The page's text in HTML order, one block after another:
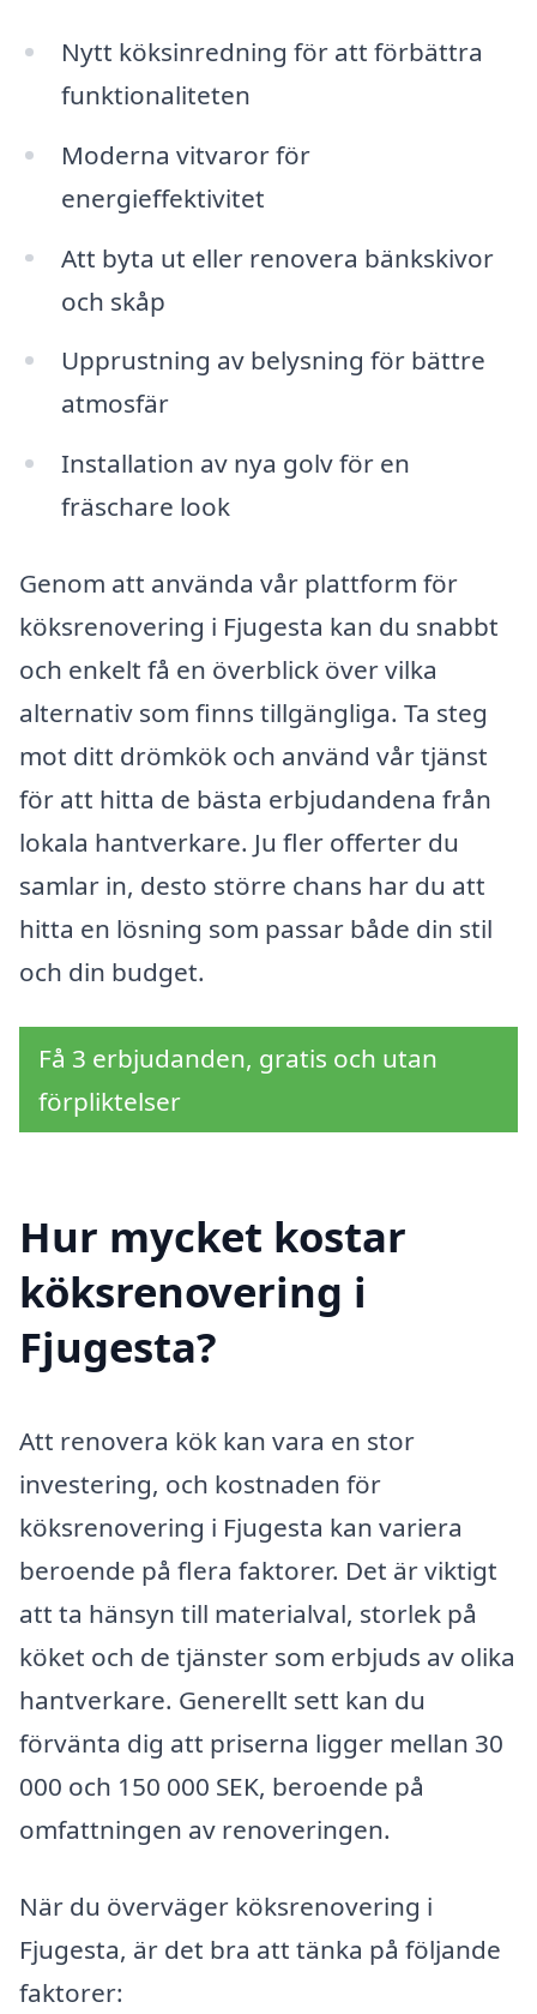
Nytt köksinredning för att förbättra
funktionaliteten
Moderna vitvaror för
energieffektivitet
Att byta ut eller renovera bänkskivor
och skåp
Upprustning av belysning för bättre
atmosfär
Installation av nya golv för en
fräschare look
Genom att använda vår plattform för
köksrenovering i Fjugesta kan du snabbt
och enkelt få en överblick över vilka
alternativ som finns tillgängliga. Ta steg
mot ditt drömkök och använd vår tjänst
för att hitta de bästa erbjudandena från
lokala hantverkare. Ju fler offerter du
samlar in, desto större chans har du att
hitta en lösning som passar både din stil
och din budget.
Få 3 erbjudanden, gratis och utan
förpliktelser
Hur mycket kostar
köksrenovering i
Fjugesta?
Att renovera kök kan vara en stor
investering, och kostnaden för
köksrenovering i Fjugesta kan variera
beroende på flera faktorer. Det är viktigt
att ta hänsyn till materialval, storlek på
köket och de tjänster som erbjuds av olika
hantverkare. Generellt sett kan du
förvänta dig att priserna ligger mellan 30
000 och 150 000 SEK, beroende på
omfattningen av renoveringen.
När du överväger köksrenovering i
Fjugesta, är det bra att tänka på följande
faktorer: